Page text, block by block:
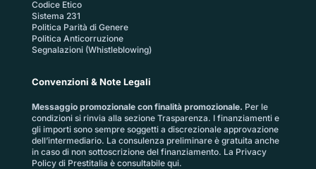
Codice Etico
Sistema 231
Politica Parità di Genere
Politica Anticorruzione
Segnalazioni (Whistleblowing)
Convenzioni & Note Legali
Messaggio promozionale con finalità promozionale. Per le
condizioni si rinvia alla sezione Trasparenza. I finanziamenti e
gli importi sono sempre soggetti a discrezionale approvazione
dell’intermediario. La consulenza preliminare è gratuita anche
in caso di non sottoscrizione del finanziamento. La Privacy
Policy di Prestitalia è consultabile qui.